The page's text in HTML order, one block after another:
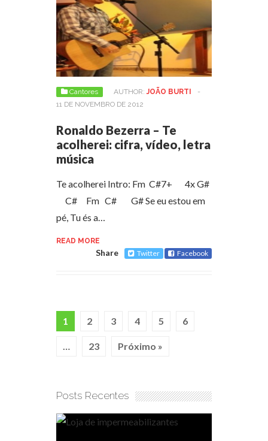
Cantores AUTHOR: JOÃO BURTI
-
11 DE NOVEMBRO DE 2012
Ronaldo Bezerra – Te
acolherei: cifra, vídeo, letra
música
Te acolherei Intro: Fm C#7+ 4x G#
C# Fm C# G# Se eu estou em
pé, Tu és a…
READ MORE
Share Twitter Facebook
1 2 3 4 5 6
23 Próximo »
Posts Recentes